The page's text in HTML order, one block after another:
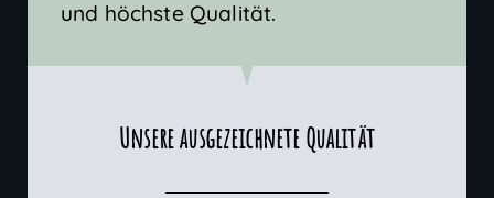
und höchste Qualität.
Unsere ausgezeichnete Qualität